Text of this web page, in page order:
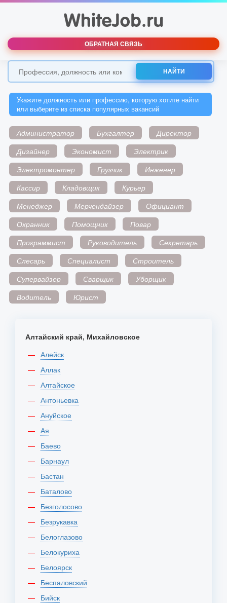
ОБРАТНАЯ СВЯЗЬ
НАЙТИ
Укажите должность или профессию, которую хотите найти
или выберите из списка популярных вакансий
Администратор Бухгалтер
Директор
Дизайнер
Экономист
Электрик
Электромонтер
Грузчик
Инженер
Кассир
Кладовщик
Курьер
Менеджер
Мерчендайзер
Официант
Охранник
Помощник
Повар
Программист
Руководитель
Секретарь
Слесарь
Специалист
Строитель
Супервайзер
Сварщик
Уборщик
Водитель
Юрист
Алтайский край, Михайловское
Алейск
Аллак
Алтайское
Антоньевка
Ануйское
Ая
Баево
Барнаул
Бастан
Баталово
Безголосово
Безрукавка
Белоглазово
Белокуриха
Белоярск
Беспаловский
Бийск